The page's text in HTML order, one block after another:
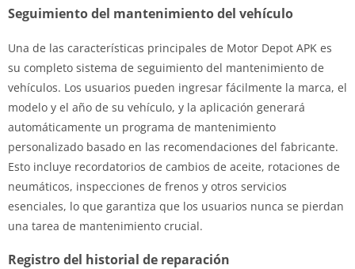
Seguimiento del mantenimiento del vehículo
Una de las características principales de Motor Depot APK es
su completo sistema de seguimiento del mantenimiento de
vehículos. Los usuarios pueden ingresar fácilmente la marca, el
modelo y el año de su vehículo, y la aplicación generará
automáticamente un programa de mantenimiento
personalizado basado en las recomendaciones del fabricante.
Esto incluye recordatorios de cambios de aceite, rotaciones de
neumáticos, inspecciones de frenos y otros servicios
esenciales, lo que garantiza que los usuarios nunca se pierdan
una tarea de mantenimiento crucial.
Registro del historial de reparación